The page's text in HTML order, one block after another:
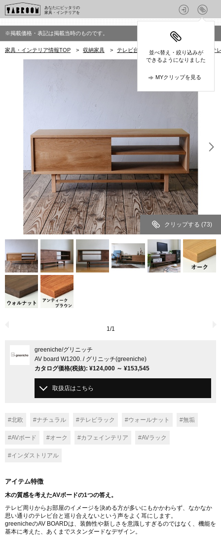
あなたにピッタリの
家具・インテリアを
並べ替え・絞り込みが
できるようになりました
MYクリップを見る
※掲載価格・表記は掲載当時のものです。
家具・インテリア情報TOP > 収納家具 > テレビ台 グリニッチ(greeniche)のテ
クリップする (73)
1/1
greeniche/グリニッチ
AV board W1200. / グリニッチ(greeniche)
カタログ価格(税抜): ¥124,000 ～ ¥153,545
取扱店はこちら
#北欧 #ナチュラル #テレビラック #ウォールナット #無垢
#AVボード #オーク #カフェインテリア #AVラック
#インダストリアル
アイテム特徴
木の質感を考えたAVボードの1つの答え。
テレビ周りからお部屋のイメージを決める方が多いにもかかわらず、なかなか
思い通りのテレビ台と巡り合えないという声をよく耳にします。
greenicheのAV BOARDは、装飾性や新しさを意識しすぎるのではなく、機能を
基本に考えた、あくまでスタンダードなデザイン。